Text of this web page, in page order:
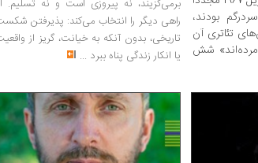
بودند،
تئاتری آن
مرده‌اند» شش
برمی‌گزیند، نه پیروزی است و نه تسلیم.
راهی دیگر را انتخاب می‌کند: پذیرفتن
تاریخی، بدون آنکه به خیانت، گریز از
یا انکار زندگی پناه ببرد ...